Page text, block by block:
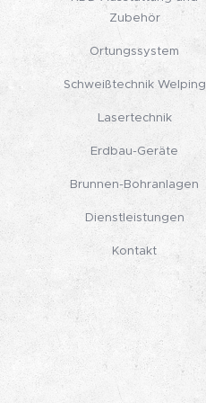
Zubehör
Ortungssystem
Schweißtechnik Welping
Lasertechnik
Erdbau-Geräte
Brunnen-Bohranlagen
Dienstleistungen
Kontakt